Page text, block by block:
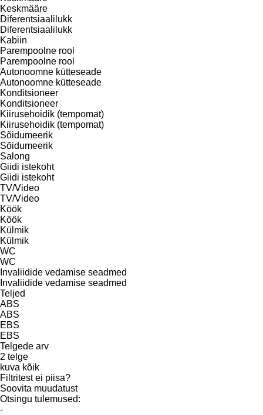
Keskmääre
Diferentsiaalilukk
Diferentsiaalilukk
Kabiin
Parempoolne rool
Parempoolne rool
Autonoomne kütteseade
Autonoomne kütteseade
Konditsioneer
Konditsioneer
Kiirusehoidik (tempomat)
Kiirusehoidik (tempomat)
Sõidumeerik
Sõidumeerik
Salong
Giidi istekoht
Giidi istekoht
TV/Video
TV/Video
Köök
Köök
Külmik
Külmik
WC
WC
Invaliidide vedamise seadmed
Invaliidide vedamise seadmed
Teljed
ABS
ABS
EBS
EBS
Telgede arv
2 telge
kuva kõik
Filtritest ei piisa?
Soovita muudatust
Otsingu tulemused:
-